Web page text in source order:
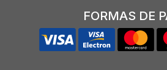
FORMAS DE